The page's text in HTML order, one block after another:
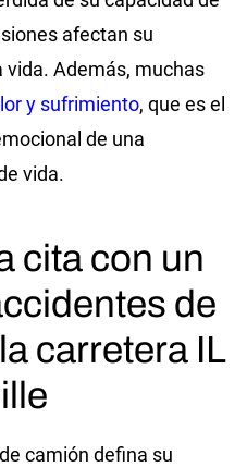
afectan su
vida. Además, muchas
y sufrimiento, que es el
de una
vida.
cita con un
de
carretera IL
camión defina su